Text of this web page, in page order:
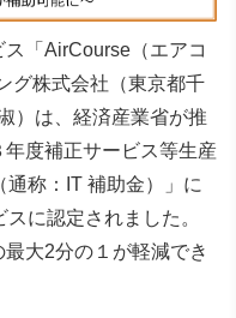
「AirCourse（エアコ
グ株式会社（東京都千
）は、経済産業省が推
度補正サービス等生産
称：IT 補助金）」に
に認定されました。
大2分の１が軽減でき